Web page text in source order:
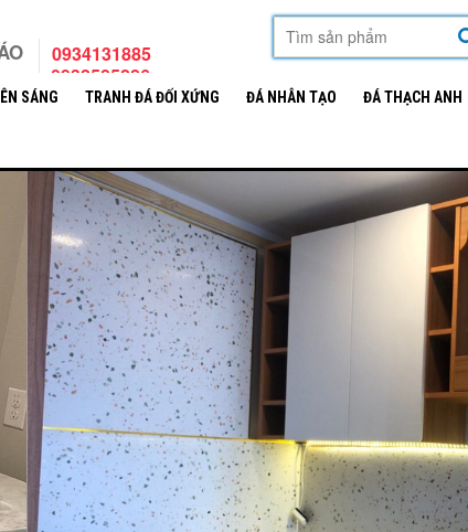
0934131885
0932585286
SÁNG TRANH ĐÁ ĐỐI XỨNG ĐÁ NHÂN TẠO ĐÁ THẠCH ANH